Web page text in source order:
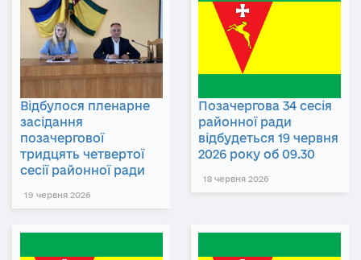
Відбулося пленарне
засідання
позачергової
тридцять четвертої
сесії районної ради
19 червня 2026
Позачергова 34 сесія
районної ради
відбудеться 19 червня
2026 року об 09.30
18 червня 2026